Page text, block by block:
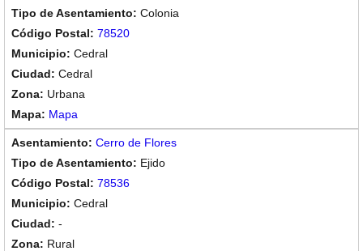
Colonia
78520
Cedral
Cedral
Urbana
Mapa
Cerro de Flores
Ejido
78536
Cedral
-
Rural